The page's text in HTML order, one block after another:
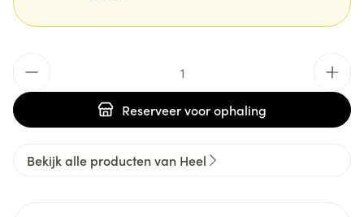
Reserveervoor ophaling
Bekijk alle producten van Heel